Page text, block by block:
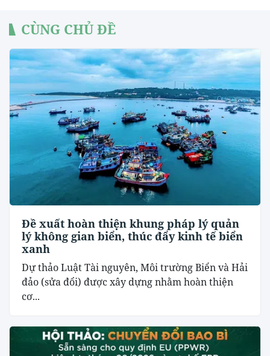
CÙNG CHỦ ĐỀ
Đề xuất hoàn thiện khung pháp lý quản
lý không gian biển, thúc đẩy kinh tế biển
xanh
Dự thảo Luật Tài nguyên, Môi trường Biển và Hải
đảo (sửa đổi) được xây dựng nhằm hoàn thiện
cơ...